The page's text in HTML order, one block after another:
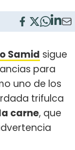
Samid sigue
para
uno de los
trifulca
carne, que